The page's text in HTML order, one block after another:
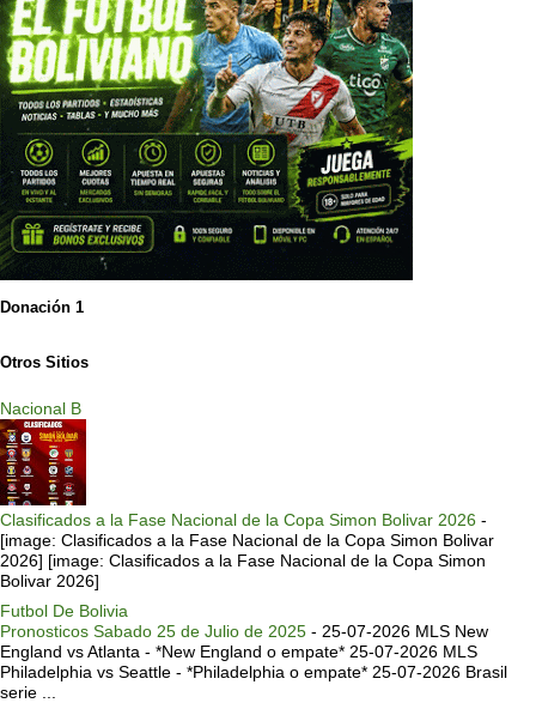
Donación 1
Otros Sitios
Nacional B
Clasificados a la Fase Nacional de la Copa Simon Bolivar 2026 -
[image: Clasificados a la Fase Nacional de la Copa Simon Bolivar
2026] [image: Clasificados a la Fase Nacional de la Copa Simon
Bolivar 2026]
Futbol De Bolivia
Pronosticos Sabado 25 de Julio de 2025 - 25-07-2026 MLS New
England vs Atlanta - *New England o empate* 25-07-2026 MLS
Philadelphia vs Seattle - *Philadelphia o empate* 25-07-2026 Brasil
serie ...